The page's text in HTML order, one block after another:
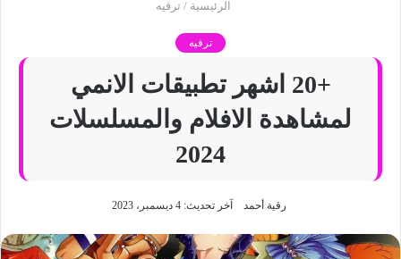
الرئيسية / ترفيه
ترفيه
+20 اشهر تطبيقات الانمي
لمشاهدة الافلام والمسلسلات
2024
رقية أحمد آخر تحديث: 4 ديسمبر، 2023